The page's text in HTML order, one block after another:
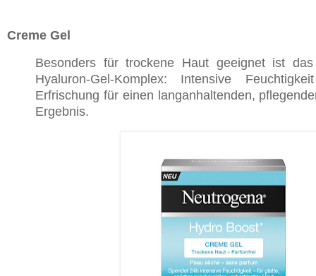
Creme Gel
Besonders für trockene Haut geeignet ist
Hyaluron-Gel-Komplex: Intensive
Erfrischung für einen langanhaltenden,
Ergebnis.